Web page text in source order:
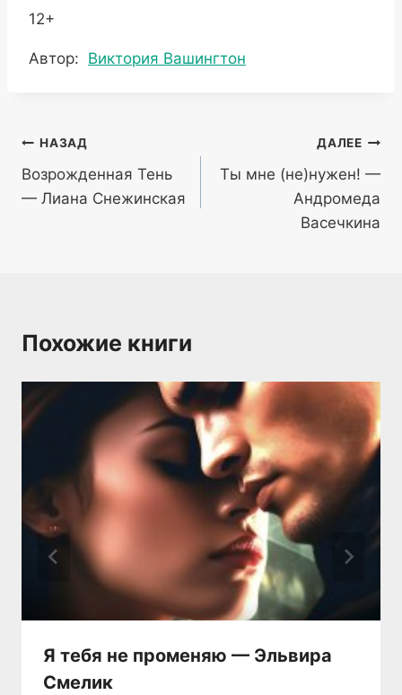
12+
Метки
Автор: Виктория Вашингтон
Навигация
по
записям
НАЗАД
Возрожденная Тень
— Лиана Снежинская
ДАЛЕЕ
Ты мне (не)нужен! —
Андромеда
Васечкина
Похожие книги
Я тебя не променяю — Эльвира
Смелик